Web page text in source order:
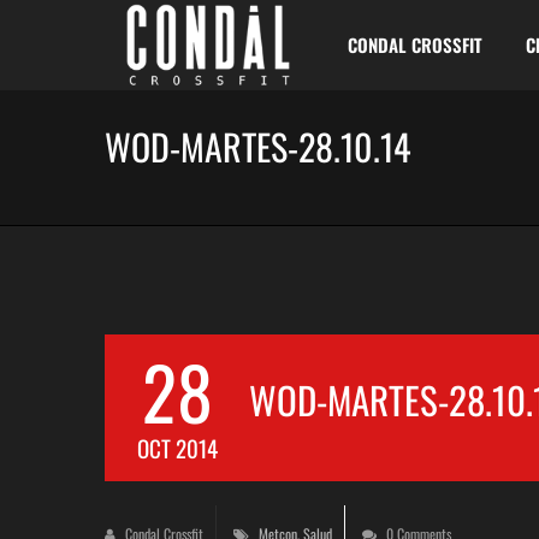
CONDAL CROSSFIT
WOD-MARTES-28.10.14
28
OCT 2014
WOD-MARTES-
Condal Crossfit Metcon,Salud 0 Comments